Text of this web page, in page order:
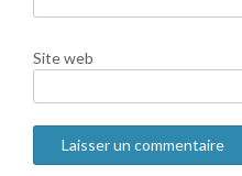
Site web